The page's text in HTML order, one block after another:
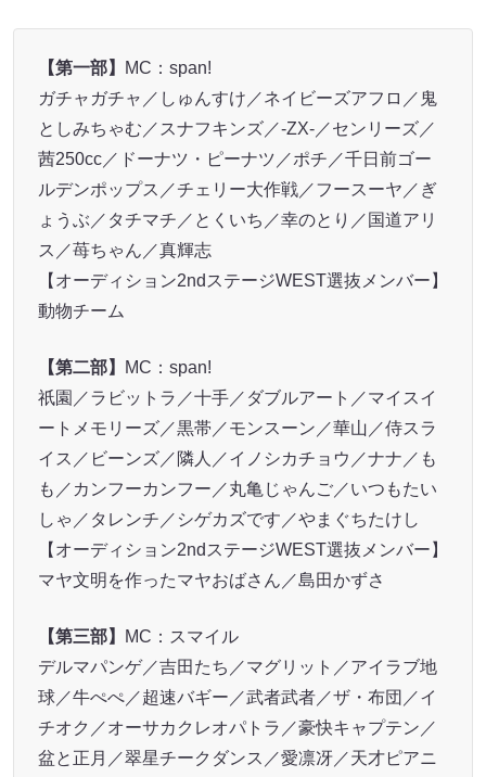
【第一部】
MC：span!
ガチャガチャ／しゅんすけ／ネイビーズアフロ／鬼
としみちゃむ／スナフキンズ／-ZX-／センリーズ／
茜250cc／ドーナツ・ピーナツ／ポチ／千日前ゴー
ルデンポップス／チェリー大作戦／フースーヤ／ぎ
ょうぶ／タチマチ／とくいち／幸のとり／国道アリ
ス／苺ちゃん／真輝志
【オーディション2ndステージWEST選抜メンバー】
動物チーム
【第二部】
MC：span!
祇園／ラビットラ／十手／ダブルアート／マイスイ
ートメモリーズ／黒帯／モンスーン／華山／侍スラ
イス／ビーンズ／隣人／イノシカチョウ／ナナ／も
も／カンフーカンフー／丸亀じゃんご／いつもたい
しゃ／タレンチ／シゲカズです／やまぐちたけし
【オーディション2ndステージWEST選抜メンバー】
マヤ文明を作ったマヤおばさん／島田かずさ
【第三部】
MC：スマイル
デルマパンゲ／吉田たち／マグリット／アイラブ地
球／牛ぺぺ／超速バギー／武者武者／ザ・布団／イ
チオク／オーサカクレオパトラ／豪快キャプテン／
盆と正月／翠星チークダンス／愛凛冴／天才ピアニ